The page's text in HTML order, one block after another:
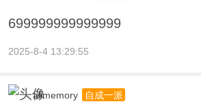
699999999999999
2025-8-4 13:29:55
alimemory 自成一派